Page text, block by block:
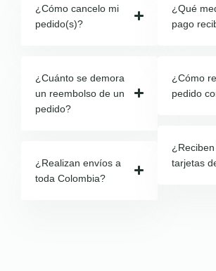
¿Cómo cancelo mi
pedido(s)?
¿Cuánto se demora
un reembolso de un
pedido?
¿Realizan envíos a
toda Colombia?
¿Qué
pago
¿Cómo
pedido
tarjetas